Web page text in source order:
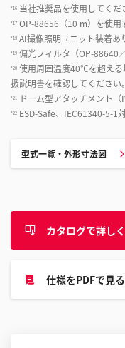
*16 当社推奨品を使用してくだ
*17 OP-88656（10 m）を使用
*18 AI撮像照明ユニット装着あ
*19 偏光フィルタ（OP-88640
*20 使用周囲温度40℃を超える
扱説明書を確認してください。
*21 ドーム型アタッチメント（
*22 ESD-Safe、IEC61340-5-1対
型式一覧・外形寸法図
カタログで詳し
仕様をPDFで見